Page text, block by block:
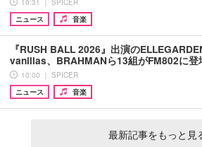
ニュース
音楽
『RUSH BALL 2026』出演の
vanillas、BRAHMANら13組がFM802に
10:00 ｜ SPICER
ニュース
音楽
最新記事をもっと見